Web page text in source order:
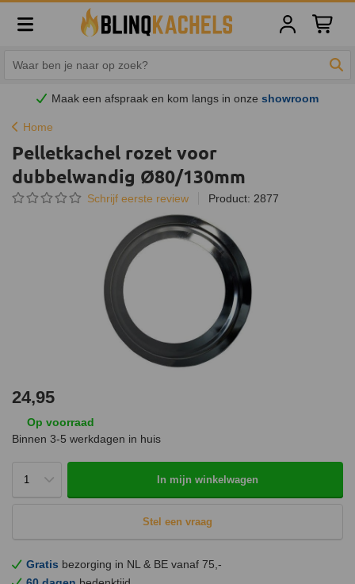
Maak een afspraak en kom langs in onzeshowroom
Home
Pelletkachel rozet voor
dubbelwandig Ø80/130mm
Schrijf eerste review Product: 2877
24,95
Op voorraad
Binnen 3-5 werkdagen in huis
In mijn winkelwagen
Stel een vraag
Gratis bezorging in NL & BE vanaf 75,-